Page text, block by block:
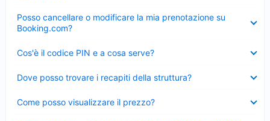
Posso cancellare o modificare la mia prenotazione su
Booking.com?
chiuso
Cos'è il codice PIN e a cosa serve?
chiuso
Dove posso trovare i recapiti della struttura?
chiuso
Come posso visualizzare il prezzo?
chiuso